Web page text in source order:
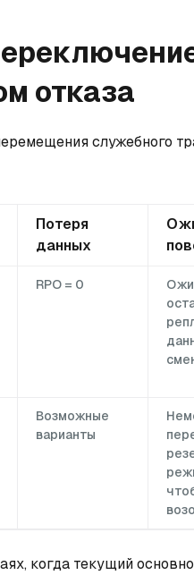
отказа
служебного
Потеря
данных
RPO = 0
Возможные
варианты
когда текущий